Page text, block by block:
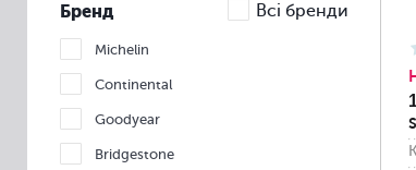
Бренд Всі бренди
Michelin
Continental
Goodyear
Bridgestone